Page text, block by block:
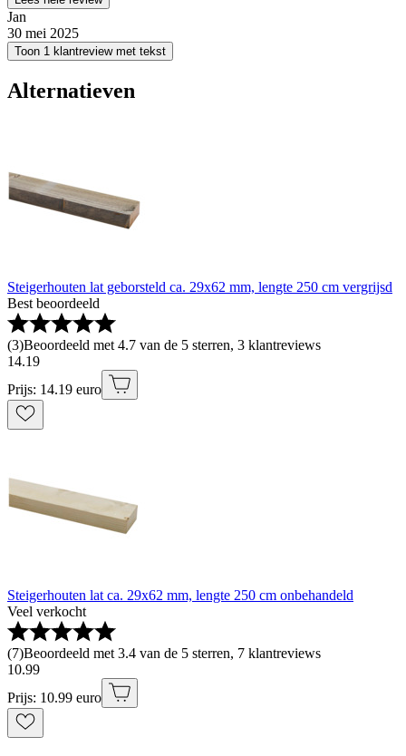
Jan
30 mei 2025
Toon 1 klantreview met tekst
Alternatieven
Steigerhouten lat geborsteld ca. 29x62 mm, lengte 250 cm vergrijsd
Best beoordeeld
(3)Beoordeeld met 4.7 van de 5 sterren, 3 klantreviews
14.19
Prijs: 14.19 euro
Steigerhouten lat ca. 29x62 mm, lengte 250 cm onbehandeld
Veel verkocht
(7)Beoordeeld met 3.4 van de 5 sterren, 7 klantreviews
10.99
Prijs: 10.99 euro